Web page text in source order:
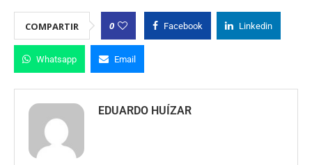
COMPARTIR 0 Facebook Linkedin
Whatsapp Email
EDUARDO HUÍZAR